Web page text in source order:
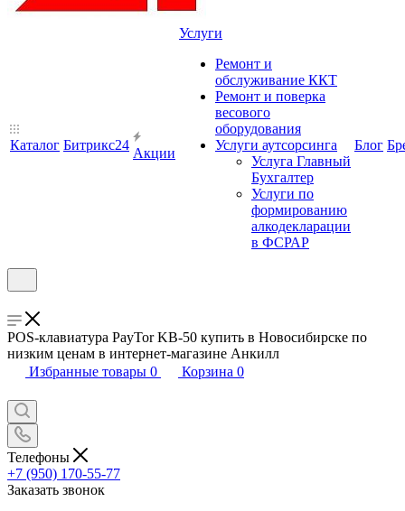
Каталог Битрикс24
Акции
Услуги
Ремонт и
обслуживание ККТ
Ремонт и поверка
весового
оборудования
Услуги аутсорсинга
Услуга Главный
Бухгалтер
Услуги по
формированию
алкодекларации
в ФСРАР
Блог
POS-клавиатура PayTor KB-50 купить в Новосибирске по
низким ценам в интернет-магазине Анкилл
Избранные товары 0 Корзина 0
Телефоны
+7 (950) 170-55-77
Заказать звонок